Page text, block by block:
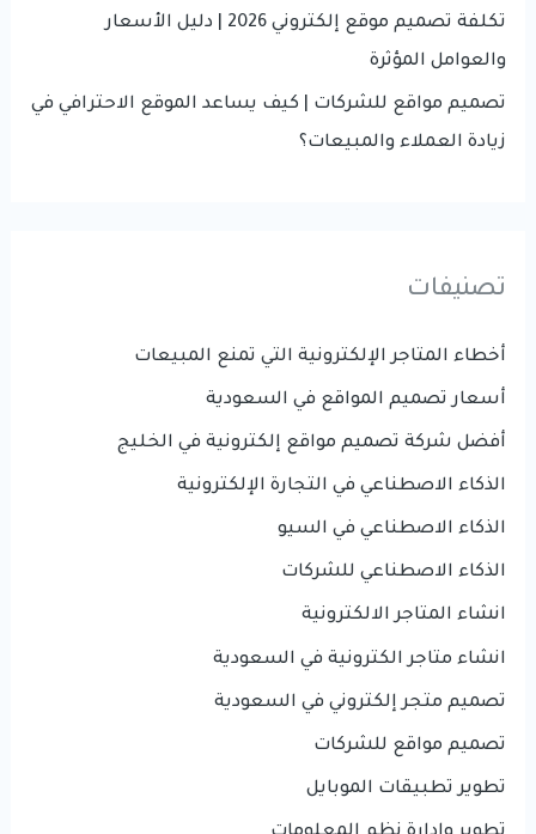
تطوير
تطبيقات
734057229
تكلفة تصميم موقع إلكتروني 2026 | دليل الأسعار
والعوامل المؤثرة
تصميم مواقع للشركات | كيف يساعد الموقع الاحترافي في
زيادة العملاء والمبيعات؟
تصنيفات
أخطاء المتاجر الإلكترونية التي تمنع المبيعات
أسعار تصميم المواقع في السعودية
أفضل شركة تصميم مواقع إلكترونية في الخليج
الذكاء الاصطناعي في التجارة الإلكترونية
الذكاء الاصطناعي في السيو
الذكاء الاصطناعي للشركات
انشاء المتاجر الالكترونية
انشاء متاجر الكترونية في السعودية
تصميم متجر إلكتروني في السعودية
تصميم مواقع للشركات
تطوير تطبيقات الموبايل